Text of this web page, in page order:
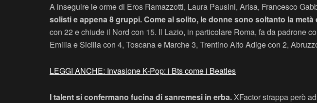
A inseguire le orme di Eros Ramazzotti, Laura Pausini, Arisa, Francesco
solisti e appena 8 gruppi. Come al solito, le donne sono soltanto la
con 22 e chiude il Nord con 15. Il Lazio, in particolare Roma, fa da padrone
Emilia e Sicilia con 4, Toscana e Marche 3, Trentino Alto Adige con 2,
LEGGI ANCHE: Invasione K-Pop: i Bts come i Beatles
I talent si confermano fucina di sanremesi in erba. XFactor strappa però